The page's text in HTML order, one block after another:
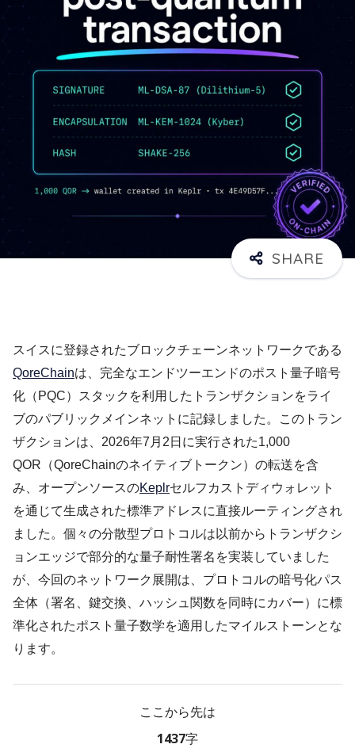
スイスに登録されたブロックチェーンネットワークである
QoreChainは、完全なエンドツーエンドのポスト量子暗号
化（PQC）スタックを利用したトランザクションをライ
ブのパブリックメインネットに記録しました。このトラン
ザクションは、2026年7月2日に実行された1,000
QOR（QoreChainのネイティブトークン）の転送を含
み、オープンソースのKeplrセルフカストディウォレット
を通じて生成された標準アドレスに直接ルーティングされ
ました。個々の分散型プロトコルは以前からトランザクシ
ョンエッジで部分的な量子耐性署名を実装していました
が、今回のネットワーク展開は、プロトコルの暗号化パス
全体（署名、鍵交換、ハッシュ関数を同時にカバー）に標
準化されたポスト量子数学を適用したマイルストーンとな
ります。
ここから先は
1437字